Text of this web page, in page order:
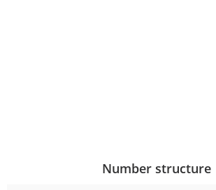
Number structure